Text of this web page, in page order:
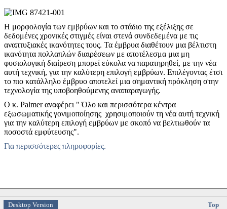
Η μορφολογία των εμβρύων και το στάδιο της εξέλιξης σε
δεδομένες χρονικές στιγμές είναι στενά συνδεδεμένα με τις
αναπτυξιακές ικανότητες τους. Τα έμβρυα διαθέτουν μια βέλτιστη
ικανότητα πολλαπλών διαιρέσεων με αποτέλεσμα μια μη
φυσιολογική διαίρεση μπορεί εύκολα να παρατηρηθεί, με την νέα
αυτή τεχνική, για την καλύτερη επιλογή εμβρύων. Επιλέγοντας έτσι
το πιο κατάλληλο έμβρυο αποτελεί μια σημαντική πρόκληση στην
τεχνολογία της υποβοηθούμενης αναπαραγωγής.
Ο κ. Palmer αναφέρει " Όλο και περισσότερα κέντρα
εξωσωματικής γονιμοποίησης χρησιμοποιούν τη νέα αυτή τεχνική
για την καλύτερη επιλογή εμβρύων με σκοπό να βελτιωθούν τα
ποσοστά εμφύτευσης".
Για περισσότερες πληροφορίες.
Desktop Version Top